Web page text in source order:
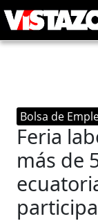
Bolsa de
Feria
más de